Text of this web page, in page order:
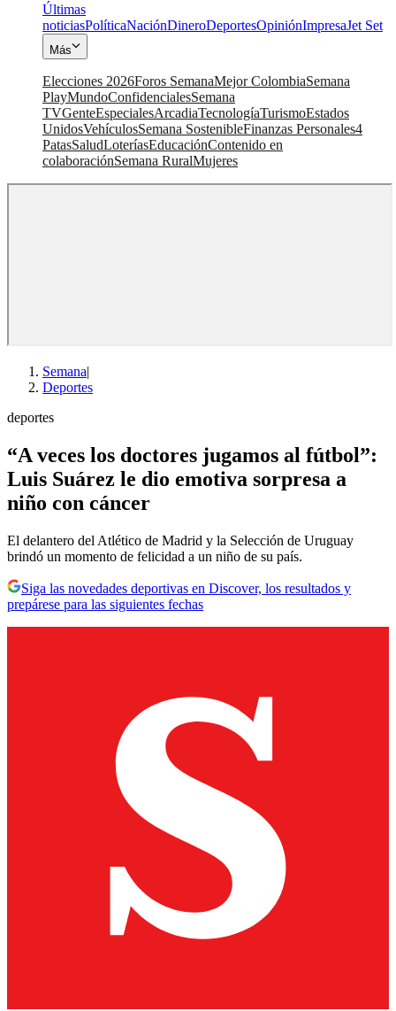
Últimas
noticiasPolíticaNaciónDineroDeportesOpiniónImpresaJet Set
Más
Elecciones 2026Foros SemanaMejor ColombiaSemana
PlayMundoConfidencialesSemana
TVGenteEspecialesArcadiaTecnologíaTurismoEstados
UnidosVehículosSemana SostenibleFinanzas Personales4
PatasSaludLoteríasEducaciónContenido en
colaboraciónSemana RuralMujeres
Semana|
Deportes
deportes
“A veces los doctores jugamos al fútbol”:
Luis Suárez le dio emotiva sorpresa a
niño con cáncer
El delantero del Atlético de Madrid y la Selección de Uruguay
brindó un momento de felicidad a un niño de su país.
Siga las novedades deportivas en Discover, los resultados y
prepárese para las siguientes fechas